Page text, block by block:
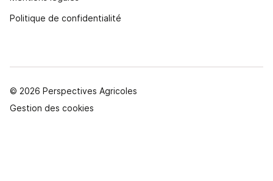
Politique de confidentialité
© 2026 Perspectives Agricoles
Gestion des cookies